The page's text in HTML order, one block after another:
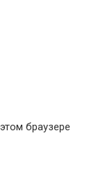
браузере